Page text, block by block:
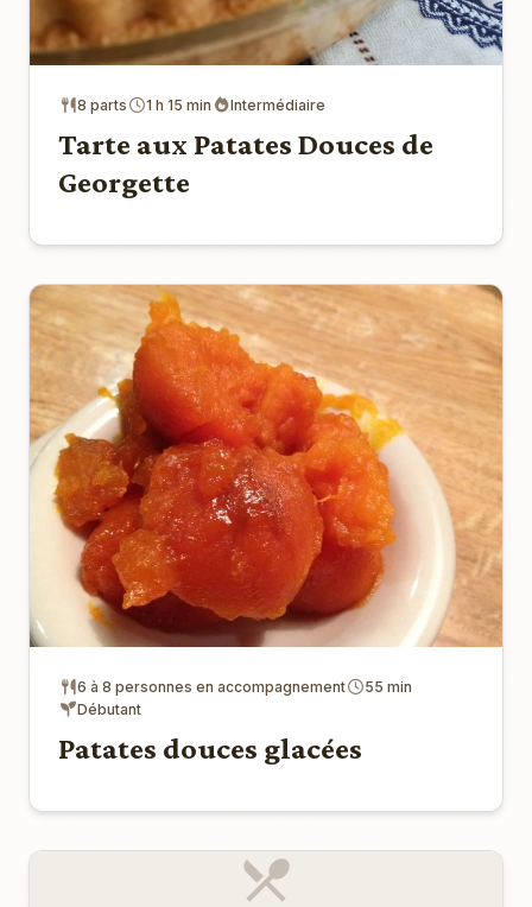
8 parts 1 h 15 min Intermédiaire
Tarte aux Patates Douces de
Georgette
6 à 8 personnes en accompagnement
55 min
Débutant
Patates douces glacées